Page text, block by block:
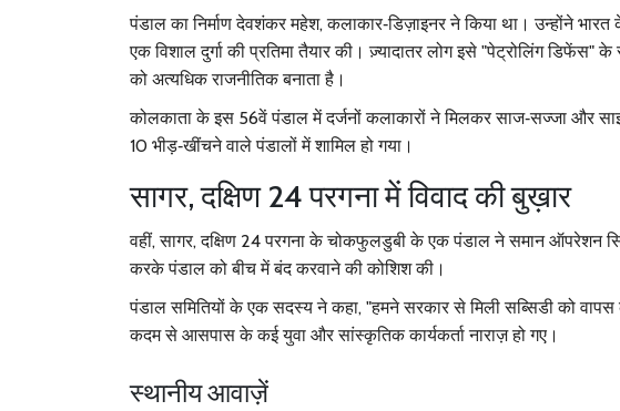
पंडाल का निर्माणदेवशंकर महेश,कलाकार‑डिज़ाइनरने किया था। उन्होंने
एक विशाल दुर्गा की प्रतिमा तैयार की। ज़्यादातर लोग इसे "पेट्रोलिंग
को अत्यधिक राजनीतिक बनाता है।
कोलकाता के इस 56वें पंडाल में दर्जनों कलाकारों ने मिलकर साज‑सज्जा और
10 भीड़‑खींचने वाले पंडालों में शामिल हो गया।
सागर, दक्षिण 24 परगना में विवाद की बुख़ार
वहीं,सागर, दक्षिण 24 परगनाके चोकफुलडुबी के एक पंडाल ने समानऑपरेशन
करके पंडाल को बीच में बंद करवाने की कोशिश की।
पंडाल समितियों के एक सदस्य ने कहा, "हमने सरकार से मिली सब्सिडी को वापस
कदम से आसपास के कई युवा और सांस्कृतिक कार्यकर्ता नाराज़ हो गए।
स्थानीय आवाज़ें